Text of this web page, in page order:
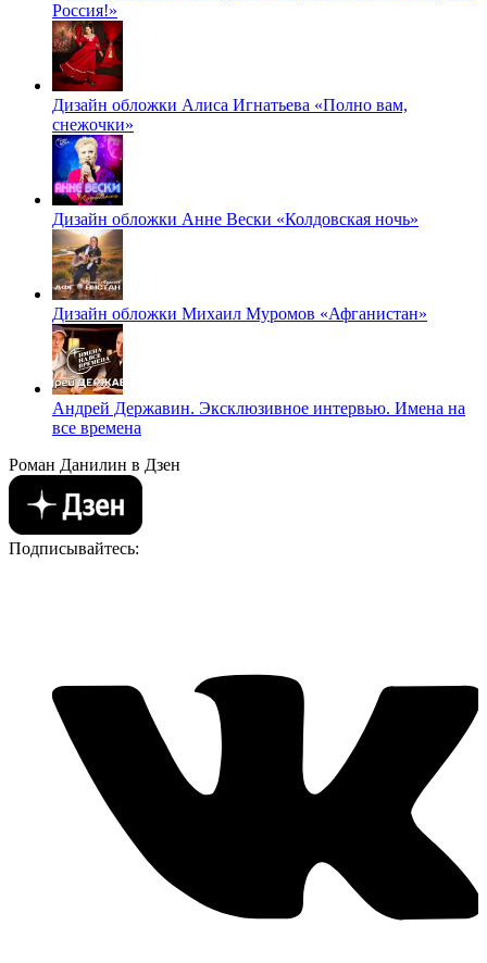
Россия!»
Дизайн обложки Алиса Игнатьева «Полно вам,
снежочки»
Дизайн обложки Анне Вески «Колдовская ночь»
Дизайн обложки Михаил Муромов «Афганистан»
Андрей Державин. Эксклюзивное интервью. Имена на
все времена
Роман Данилин в Дзен
Подписывайтесь: